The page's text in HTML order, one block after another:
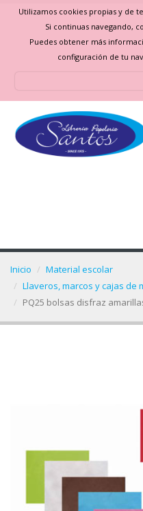
Utilizamos cookies propias y de
Si continuas navegando,
Puedes obtener más
configuración de tu
Inicio
Material escolar
Llaveros, marcos y cajas de
PQ25 bolsas disfraz